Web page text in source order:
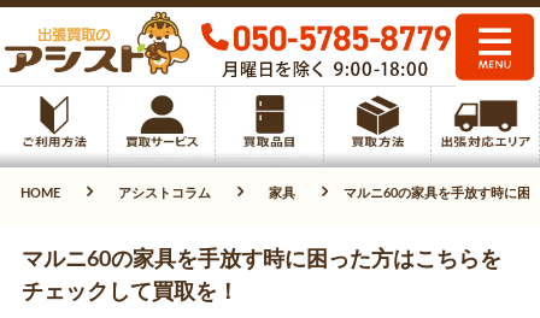
HOME アシストコラム 家具 マルニ60の家具を手放す時に困
マルニ60の家具を手放す時に困った方はこちらを
チェックして買取を！